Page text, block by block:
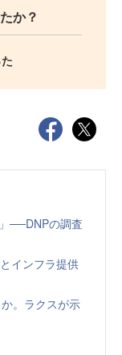
か？
──DNPの調査
インフラ提供
。ラクスが示